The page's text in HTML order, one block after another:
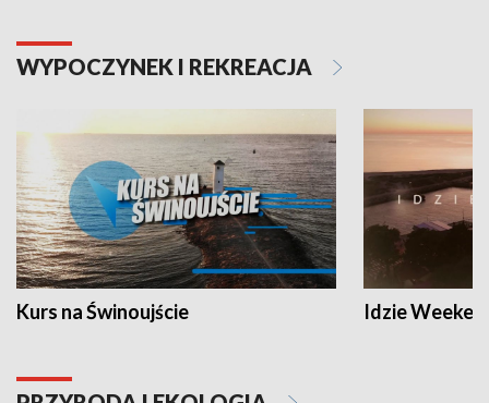
WYPOCZYNEK I REKREACJA
Kurs na Świnoujście Idzie